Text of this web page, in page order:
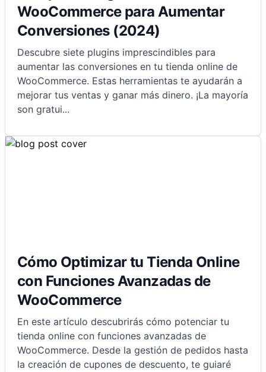
WooCommerce para Aumentar
Conversiones (2024)
Descubre siete plugins imprescindibles para
aumentar las conversiones en tu tienda online de
WooCommerce. Estas herramientas te ayudarán a
mejorar tus ventas y ganar más dinero. ¡La mayoría
son gratui...
Cómo Optimizar tu Tienda Online
con Funciones Avanzadas de
WooCommerce
En este artículo descubrirás cómo potenciar tu
tienda online con funciones avanzadas de
WooCommerce. Desde la gestión de pedidos hasta
la creación de cupones de descuento, te guiaré